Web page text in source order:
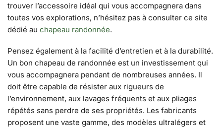
trouver l’accessoire idéal qui vous accompagnera dans
toutes vos explorations, n’hésitez pas à consulter ce site
dédié au chapeau randonnée.
Pensez également à la facilité d’entretien et à la durabilité.
Un bon chapeau de randonnée est un investissement qui
vous accompagnera pendant de nombreuses années. Il
doit être capable de résister aux rigueurs de
l’environnement, aux lavages fréquents et aux pliages
répétés sans perdre de ses propriétés. Les fabricants
proposent une vaste gamme, des modèles ultralégers et